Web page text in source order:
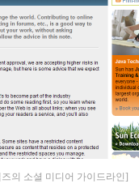
의 소셜 미디어 가이드라인]